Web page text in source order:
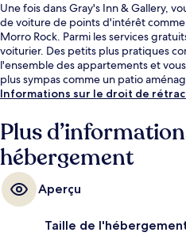
Une fois dans Gray's Inn & Gallery,
de voiture de points d'intérêt
Morro Rock. Parmi les services
voiturier. Des petits plus pratiques
l'ensemble des appartements et
plus sympas comme un patio
Informations sur le droit de
Plus
hébergement
Aperçu
Taille de